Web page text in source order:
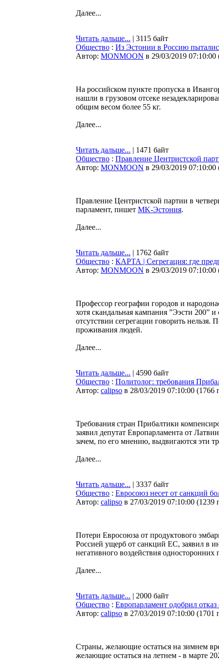
Далее...
Читать дальше... | 3115 байт
Общество : Из Эстонии в Россию
Автор: MONMOON в 29/03/2019 07:10:00
На российском пункте пропуска в
нашли в грузовом отсеке
общим весом более 55 кг.
Далее...
Читать дальше... | 1471 байт
Общество : Правление Центристской
Автор: MONMOON в 29/03/2019 07:10:00
Правление Центристской партии в
парламент, пишет MK-Эстония.
Далее...
Читать дальше... | 1762 байт
Общество : КАРТА | Сегрегация: где
Автор: MONMOON в 29/03/2019 07:10:00
Профессор географии городов и
хотя скандальная кампания ”Ээсти 200”
отсутствии сегрегации говорить нельзя.
проживания людей.
Далее...
Читать дальше... | 4590 байт
Общество : Политолог: требования
Автор: calipso в 28/03/2019 07:10:00 (1766
Требования стран Прибалтики
заявил депутат Европарламента от
зачем, по его мнению, выдвигаются эти
Далее...
Читать дальше... | 3337 байт
Общество : Евросоюз несет от санкций
Автор: calipso в 27/03/2019 07:10:00 (1239
Потери Евросоюза от продуктового
Россией ущерб от санкций ЕС, заявил в
негативного воздействия
Далее...
Читать дальше... | 2000 байт
Общество : Европарламент одобрил отказ
Автор: calipso в 27/03/2019 07:10:00 (1701
Страны, желающие остаться на зимнем
желающие остаться на летнем - в марте